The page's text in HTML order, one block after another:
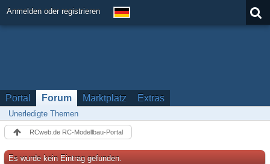
Anmelden oder registrieren
Portal Forum Marktplatz Extras
Unerledigte Themen
RCweb.de RC-Modellbau-Portal
Es wurde kein Eintrag gefunden.